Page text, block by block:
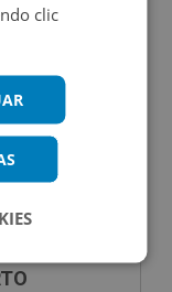
Hab.clic